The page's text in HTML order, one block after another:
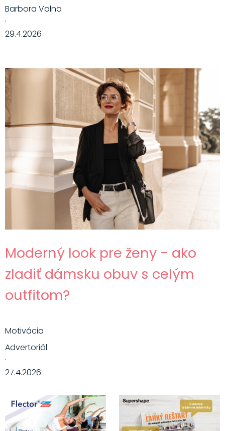
Barbora Volna
·
29.4.2026
Moderný look pre ženy - ako
zladiť dámsku obuv s celým
outfitom?
Motivácia
Advertoriál
·
27.4.2026